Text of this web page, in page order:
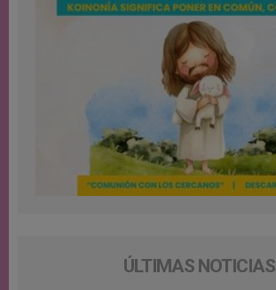
ÚLTIMAS NOTICIAS